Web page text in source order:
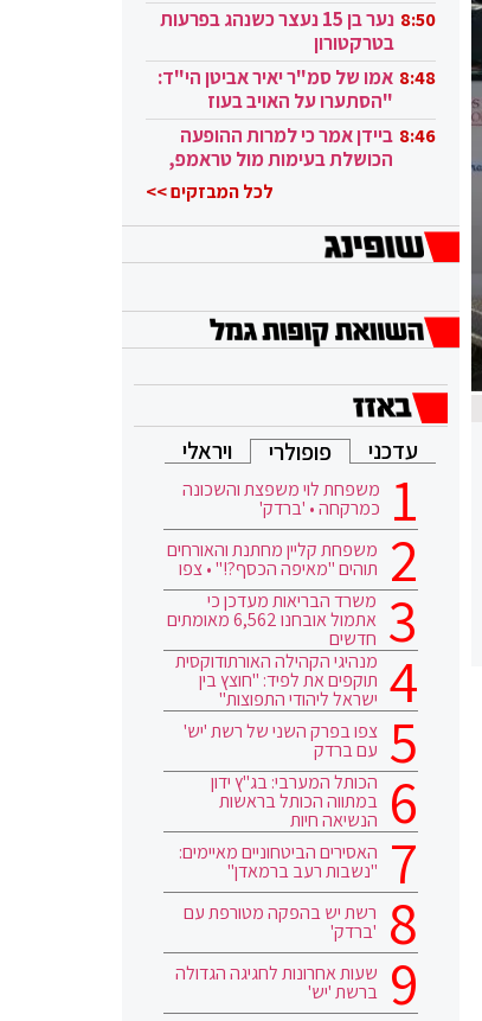
8:50
נער בן 15 נעצר כשנהג בפרעות
בטרקטורון
8:48 אמו של סמ"ר יאיר אביטן הי"ד:
"הסתערו על האויב בעוז
ובגבורה" 8:46 ביידן אמר כי למרות ההופעה
הכושלת בעימות מול טראמפ,
לכל המבזקים >>
עדכני פופולרי ויראלי
משפחת לוי משפצת והשכונה
כמרקחה • 'ברדק'
משפחת קליין מחתנת והאורחים
תוהים "מאיפה הכסף?!" • צפו
משרד הבריאות מעדכן כי
אתמול אובחנו 6,562 מאומתים
חדשים
מנהיגי הקהילה האורתודוקסית
תוקפים את לפיד: "חוצץ בין
ישראל ליהודי התפוצות"
צפו בפרק השני של רשת 'יש'
עם ברדק
הכותל המערבי: בג"ץ ידון
במתווה הכותל בראשות
הנשיאה חיות
האסירים הביטחוניים מאיימים:
"נשבות רעב ברמאדן"
רשת יש בהפקה מטורפת עם
'ברדק'
שעות אחרונות לחגיגה הגדולה
ברשת 'יש'